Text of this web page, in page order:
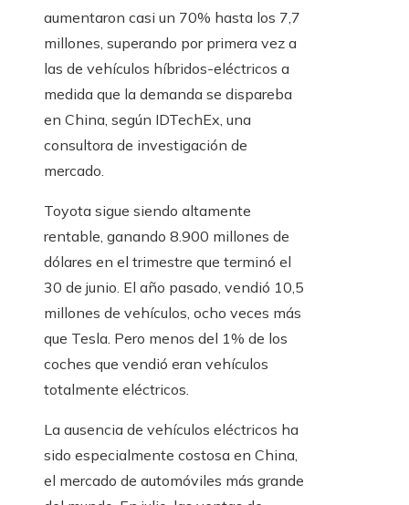
aumentaron casi un 70% hasta los 7,7
millones, superando por primera vez a
las de vehículos híbridos-eléctricos a
medida que la demanda se dispareba
en China, según IDTechEx, una
consultora de investigación de
mercado.
Toyota sigue siendo altamente
rentable, ganando 8.900 millones de
dólares en el trimestre que terminó el
30 de junio. El año pasado, vendió 10,5
millones de vehículos, ocho veces más
que Tesla. Pero menos del 1% de los
coches que vendió eran vehículos
totalmente eléctricos.
La ausencia de vehículos eléctricos ha
sido especialmente costosa en China,
el mercado de automóviles más grande